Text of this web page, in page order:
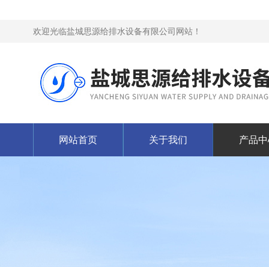
欢迎光临盐城思源给排水设备有限公司网站！
网站首页 关于我们 产品